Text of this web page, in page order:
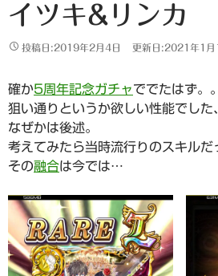
イツキ&リンカ
投稿日:2019年2月4日 更新日:2021年1月
確か5周年記念ガチャででたはず。。
狙い通りというか欲しい性能でし
なぜかは後述。
考えてみたら当時流行りのスキルだ
その融合は今では…